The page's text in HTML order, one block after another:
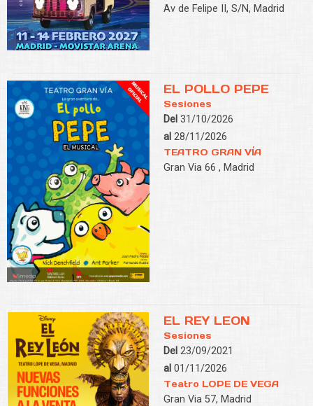
Av de Felipe II, S/N, Madrid
EL POLLO PEPE
Sesiones
Del 31/10/2026
al 28/11/2026
TEATRO GRAN VÍA
Gran Via 66 , Madrid
EL REY LEON
Sesiones
Del 23/09/2021
al 01/11/2026
Teatro LOPE DE VEGA
Gran Via 57, Madrid